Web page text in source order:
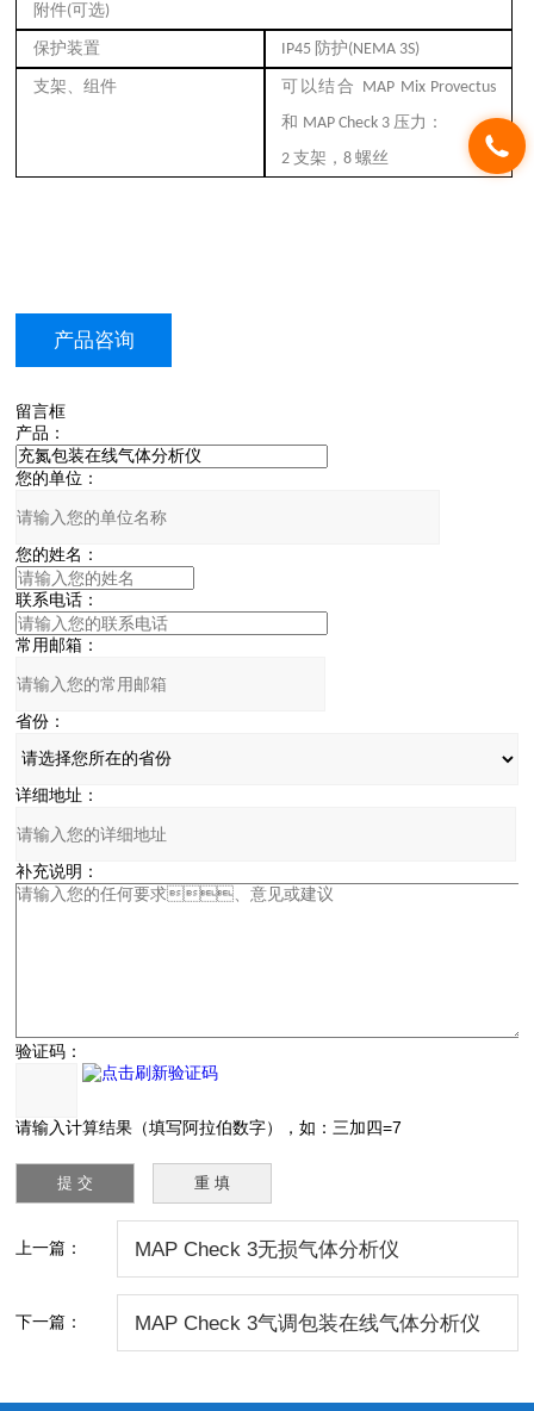
附件(可选)
保护装置 IP45 防护(NEMA 3S)
支架、组件 可以结合 MAP Mix Provectus
和 MAP Check 3压力：
2支架，8螺丝
产品咨询
留言框
产品：
您的单位：
您的姓名：
联系电话：
常用邮箱：
省份：
详细地址：
补充说明：
验证码：
请输入计算结果（填写阿拉伯数字），如：三加四=7
上一篇： MAP Check 3无损气体分析仪
下一篇： MAP Check 3气调包装在线气体分析仪